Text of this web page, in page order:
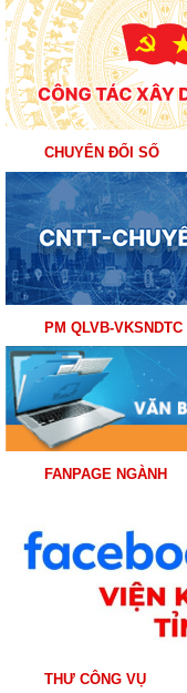
CHUYỂN ĐỔI SỐ
PM QLVB-VKSNDTC
FANPAGE NGÀNH
THƯ CÔNG VỤ